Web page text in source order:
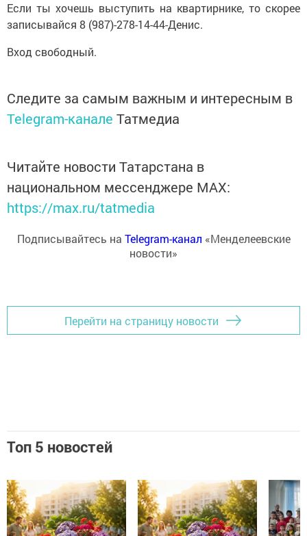
Если ты хочешь выступить на квартирнике, то скорее
записывайся 8 (987)-278-14-44-Денис.
Вход свободный.
Следите за самым важным и интересным в
Telegram-канале Татмедиа
Читайте новости Татарстана в
национальном мессенджере MАХ:
https://max.ru/tatmedia
Подписывайтесь на Telegram-канал «Менделеевские
новости»
Перейти на страницу новости
Топ 5 новостей